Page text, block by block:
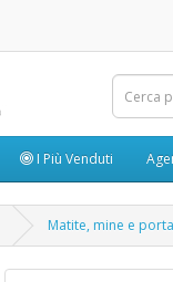
I Più Venduti
Matite, mine e